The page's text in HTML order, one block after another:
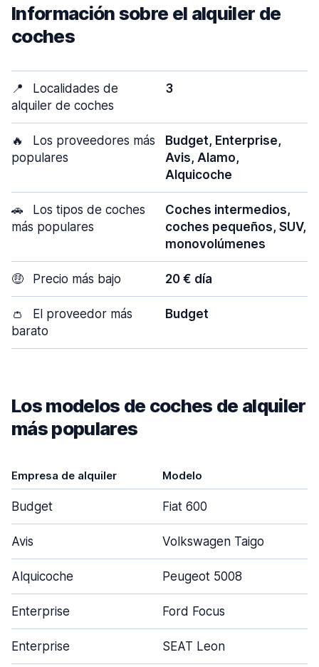
Información sobre el alquiler de
coches
📍
Localidades de
alquiler de coches
3
🔥
Los proveedores más
populares
Budget, Enterprise,
Avis, Alamo,
Alquicoche
🚗
Los tipos de coches
más populares
Coches intermedios,
coches pequeños, SUV,
monovolúmenes
🤑 Precio más bajo 20 € día
👛
El proveedor más
barato
Budget
Los modelos de coches de alquiler
más populares
Empresa de alquiler Modelo
Budget Fiat 600
Avis Volkswagen Taigo
Alquicoche Peugeot 5008
Enterprise Ford Focus
Enterprise SEAT Leon